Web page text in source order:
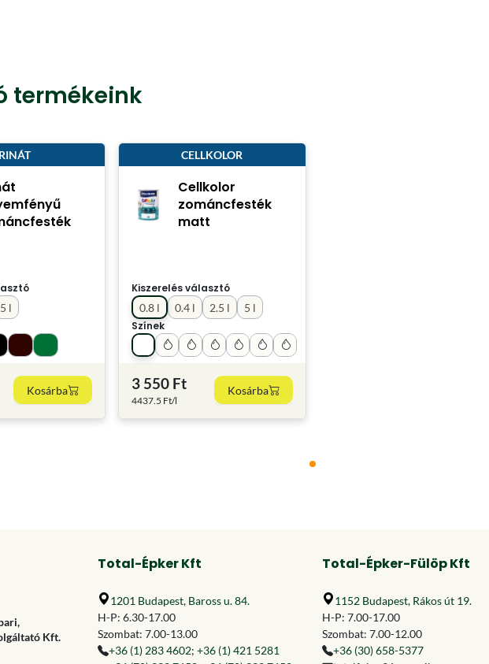
termékeink
5 l
Kosárba
CELLKOLOR
Cellkolor
zománcfesték
matt
Kiszerelés választó
0.4 l
0.8 l 2.5 l
5 l
Színek
3 550 Ft
4437.5 Ft/l
Kosárba
Kft.
Total-Épker Kft
1201 Budapest, Baross u. 84.
H-P: 6.30-17.00
Szombat: 7.00-13.00
+36 (1) 283 4602; +36 (1) 421 5281
Total-Épker-Fülöp Kft
1152 Budapest, Rákos út 19.
H-P: 7.00-17.00
Szombat: 7.00-12.00
+36 (30) 658-5377